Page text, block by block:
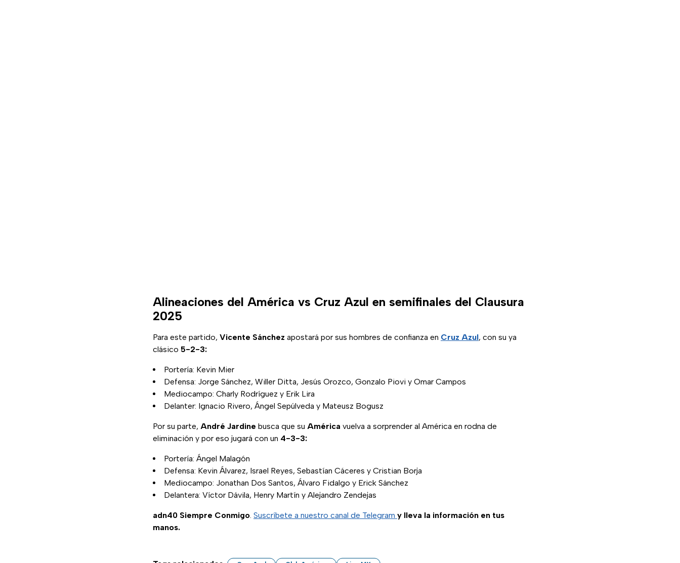
Alineaciones del América vs Cruz Azul en semifinales del Clausura
2025
Para este partido, Vicente Sánchez apostará por sus hombres de confianza en Cruz Azul, con su ya
clásico 5-2-3:
Portería: Kevin Mier
Defensa: Jorge Sánchez, Willer Ditta, Jesús Orozco, Gonzalo Piovi y Omar Campos
Mediocampo: Charly Rodríguez y Erik Lira
Delanter: Ignacio Rivero, Ángel Sepúlveda y Mateusz Bogusz
Por su parte, André Jardine busca que su América vuelva a sorprender al América en rodna de
eliminación y por eso jugará con un 4-3-3:
Portería: Ángel Malagón
Defensa: Kevin Álvarez, Israel Reyes, Sebastían Cáceres y Cristian Borja
Mediocampo: Jonathan Dos Santos, Álvaro Fidalgo y Erick Sánchez
Delantera: Víctor Dávila, Henry Martín y Alejandro Zendejas
adn40 Siempre Conmigo. Suscríbete a nuestro canal de Telegram y lleva la información en tus
manos.